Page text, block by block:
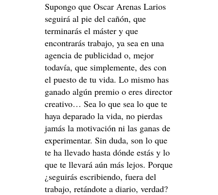
Supongo que Oscar Arenas Larios
seguirá al pie del cañón, que
terminarás el máster y que
encontrarás trabajo, ya sea en una
agencia de publicidad o, mejor
todavía, que simplemente, des con
el puesto de tu vida. Lo mismo has
ganado algún premio o eres director
creativo… Sea lo que sea lo que te
haya deparado la vida, no pierdas
jamás la motivación ni las ganas de
experimentar. Sin duda, son lo que
te ha llevado hasta dónde estás y lo
que te llevará aún más lejos. Porque
¿seguirás escribiendo, fuera del
trabajo, retándote a diario, verdad?